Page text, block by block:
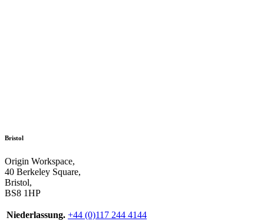
Bristol
Origin Workspace,
40 Berkeley Square,
Bristol,
BS8 1HP
Niederlassung. +44 (0)117 244 4144